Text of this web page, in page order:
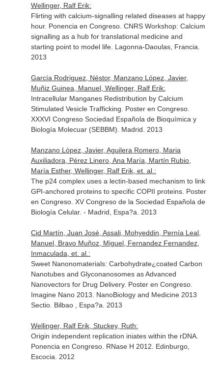
Wellinger, Ralf Erik:
Flirting with calcium-signalling related diseases at happy
hour. Ponencia en Congreso. CNRS Workshop: Calcium
signalling as a hub for translational medicine and
starting point to model life. Lagonna-Daoulas, Francia.
2013
García Rodriguez, Néstor, Manzano López, Javier,
Muñiz Guinea, Manuel, Wellinger, Ralf Erik:
Intracellular Manganes Redistribution by Calcium
Stimulated Vesicle Trafficking. Poster en Congreso.
XXXVI Congreso Sociedad Española de Bioquímica y
Biología Molecuar (SEBBM). Madrid. 2013
Manzano López, Javier, Aguilera Romero, Maria
Auxiliadora, Pérez Linero, Ana María, Martín Rubio,
María Esther, Wellinger, Ralf Erik, et. al.:
The p24 complex uses a lectin-based mechanism to link
GPI-anchored proteins to specific COPII proteins. Poster
en Congreso. XV Congreso de la Sociedad Española de
Biología Celular. - Madrid, Espa?a. 2013
Cid Martín, Juan José, Assali, Mohyeddin, Pernía Leal,
Manuel, Bravo Muñoz, Miguel, Fernandez Fernandez,
Inmaculada, et. al.:
Sweet Nanonomaterials: Carbohydrate¿coated Carbon
Nanotubes and Glyconanosomes as Advanced
Nanovectors for Drug Delivery. Poster en Congreso.
Imagine Nano 2013. NanoBiology and Medicine 2013
Sectio. Bilbao , Espa?a. 2013
Wellinger, Ralf Erik, Stuckey, Ruth:
Origin independent replication iniates within the rDNA.
Ponencia en Congreso. RNase H 2012. Edinburgo,
Escocia. 2012